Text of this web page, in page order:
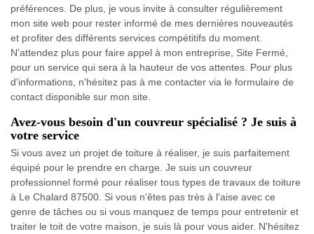
préférences. De plus, je vous invite à consulter régulièrement
mon site web pour rester informé de mes dernières nouveautés
et profiter des différents services compétitifs du moment.
N'attendez plus pour faire appel à mon entreprise, Site Fermé,
pour un service qui sera à la hauteur de vos attentes. Pour plus
d'informations, n'hésitez pas à me contacter via le formulaire de
contact disponible sur mon site.
Avez-vous besoin d'un couvreur spécialisé ? Je suis à
votre service
Si vous avez un projet de toiture à réaliser, je suis parfaitement
équipé pour le prendre en charge. Je suis un couvreur
professionnel formé pour réaliser tous types de travaux de toiture
à Le Chalard 87500. Si vous n'êtes pas très à l'aise avec ce
genre de tâches ou si vous manquez de temps pour entretenir et
traiter le toit de votre maison, je suis là pour vous aider. N'hésitez